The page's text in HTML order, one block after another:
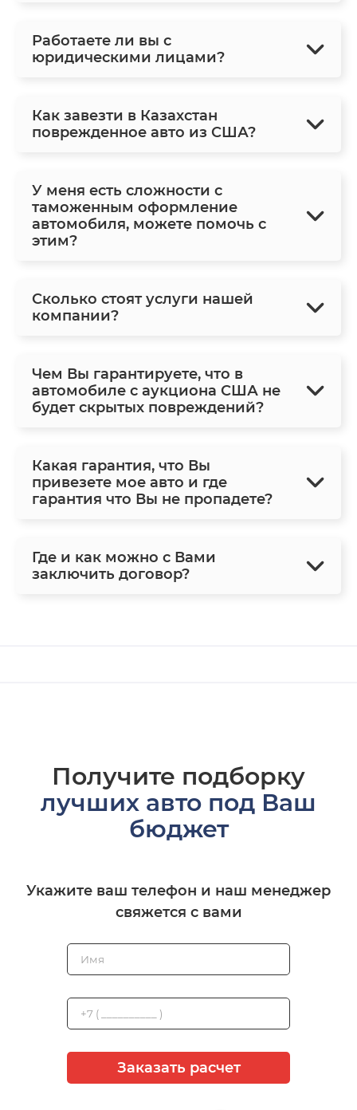
Работаете ли вы с
юридическими лицами?
Как завезти в Казахстан
поврежденное авто из США?
У меня есть сложности с
таможенным оформление
автомобиля, можете помочь с
этим?
Сколько стоят услуги нашей
компании?
Чем Вы гарантируете, что в
автомобиле с аукциона США не
будет скрытых повреждений?
Какая гарантия, что Вы
привезете мое авто и где
гарантия что Вы не пропадете?
Где и как можно с Вами
заключить договор?
Получите подборку
лучших авто под Ваш
бюджет
Укажите ваш телефон и наш менеджер
свяжется с вами
Заказать расчет